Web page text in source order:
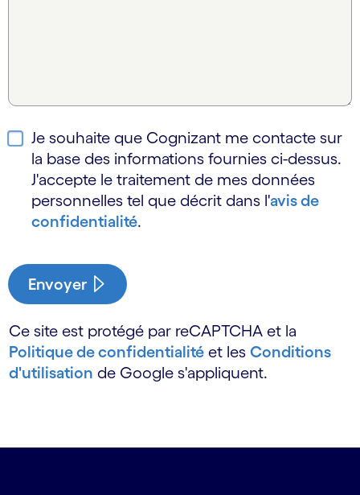
Je souhaite que Cognizant me contacte sur
la base des informations fournies ci-dessus.
J'accepte le traitement de mes données
personnelles tel que décrit dans l'avis de
confidentialité.
Envoyer
Ce site est protégé par reCAPTCHA et la
Politique de confidentialité et les Conditions
d'utilisation de Google s'appliquent.